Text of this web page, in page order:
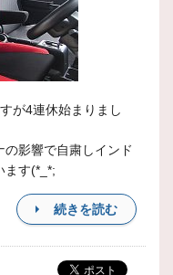
が4連休始まりまし
影響で自粛しインド
ます(*_*;
続きを読む